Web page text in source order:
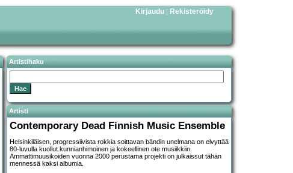
Kirjaudu | Rekisteröidy
Artistihaku
Artisti
Contemporary Dead Finnish Music Ensemble
Helsinkiläisen, progressiivista rokkia soittavan bändin unelmana on elvyttää
80-luvulla kuollut kunnianhimoinen ja kokeellinen ote musiikkiin.
Ammattimuusikoiden vuonna 2000 perustama projekti on julkaissut tähän
mennessä kaksi albumia.